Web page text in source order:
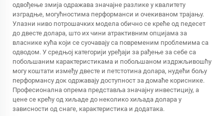
одвођење змија одражава значајне разлике у квалитету
изградње, могућностима перформанси и очекиваном трајању.
Улазни ниво потрошачких модела обично се креће од педесет
до двесте долара, што их чини атрактивним опцијама за
власнике кућа који се суочавају са повременим проблемима са
одводом. У средњој категорији уређаји за рађење за себе са
побољшаним карактеристикама и побољшаном издржљивошћу
могу коштати између двесте и петстотина долара, нудећи бољу
перформансу док одржавају доступност за домаће кориснике.
Професионална опрема представља значајну инвестицију, а
цене се крећу од хиљаде до неколико хиљада долара у
зависности од снаге, карактеристика и додатака.